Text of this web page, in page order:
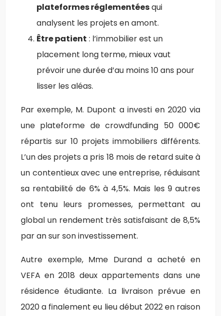
plateformes réglementéesqui
analysent les projets en amont.
Être patient : l’immobilier est un
placement long terme, mieux vaut
prévoir une durée d’au moins 10 ans pour
lisser les aléas.
Par exemple, M. Dupont a investi en 2020 via
une plateforme de crowdfunding 50 000€
répartis sur 10 projets immobiliers différents.
L’un des projets a pris 18 mois de retard suite à
un contentieux avec une entreprise, réduisant
sa rentabilité de 6% à 4,5%. Mais les 9 autres
ont tenu leurs promesses, permettant au
global un rendement très satisfaisant de 8,5%
par an sur son investissement.
Autre exemple, Mme Durand a acheté en
VEFA en 2018 deux appartements dans une
résidence étudiante. La livraison prévue en
2020 a finalement eu lieu début 2022 en raison